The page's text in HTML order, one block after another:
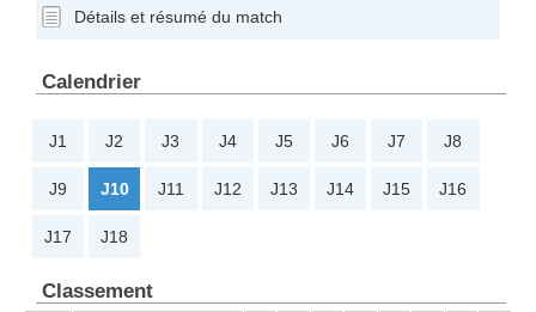
Détails et résumé du match
Calendrier
J1 J2 J3 J4 J5 J6 J7 J8
J9 J10 J11 J12 J13 J14 J15 J16
J17 J18
Classement